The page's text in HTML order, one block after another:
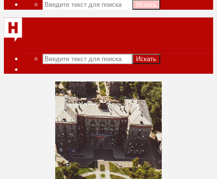
Искать
Искать